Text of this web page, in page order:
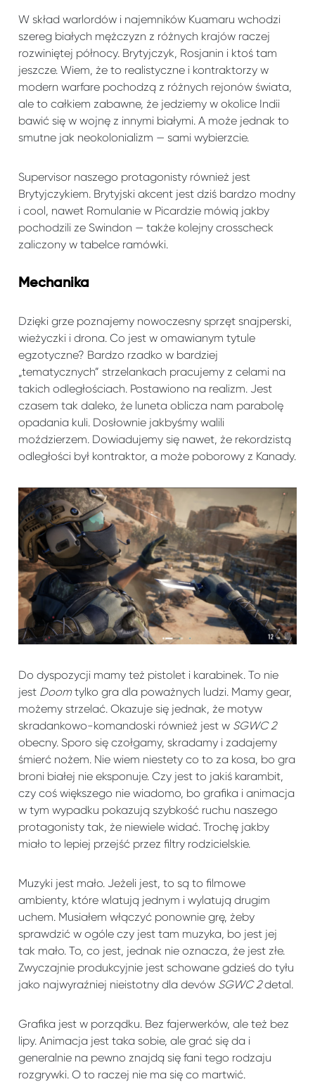
W skład warlordów i najemników Kuamaru wchodzi
szereg białych mężczyzn z różnych krajów raczej
rozwiniętej północy. Brytyjczyk, Rosjanin i ktoś tam
jeszcze. Wiem, że to realistyczne i kontraktorzy w
modern warfare pochodzą z różnych rejonów świata,
ale to całkiem zabawne, że jedziemy w okolice Indii
bawić się w wojnę z innymi białymi. A może jednak to
smutne jak neokolonializm — sami wybierzcie.
Supervisor naszego protagonisty również jest
Brytyjczykiem. Brytyjski akcent jest dziś bardzo modny
i cool, nawet Romulanie w Picardzie mówią jakby
pochodzili ze Swindon — także kolejny crosscheck
zaliczony w tabelce ramówki.
Mechanika
Dzięki grze poznajemy nowoczesny sprzęt snajperski,
wieżyczki i drona. Co jest w omawianym tytule
egzotyczne? Bardzo rzadko w bardziej
„tematycznych” strzelankach pracujemy z celami na
takich odległościach. Postawiono na realizm. Jest
czasem tak daleko, że luneta oblicza nam parabolę
opadania kuli. Dosłownie jakbyśmy walili
moździerzem. Dowiadujemy się nawet, że rekordzistą
odległości był kontraktor, a może poborowy z Kanady.
Do dyspozycji mamy też pistolet i karabinek. To nie
jest Doomtylko gra dla poważnych ludzi. Mamy gear,
możemy strzelać. Okazuje się jednak, że motyw
skradankowo-komandoski również jest w SGWC 2
obecny. Sporo się czołgamy, skradamy i zadajemy
śmierć nożem. Nie wiem niestety co to za kosa, bo gra
broni białej nie eksponuje. Czy jest to jakiś karambit,
czy coś większego nie wiadomo, bo grafika i animacja
w tym wypadku pokazują szybkość ruchu naszego
protagonisty tak, że niewiele widać. Trochę jakby
miało to lepiej przejść przez filtry rodzicielskie.
Muzyki jest mało. Jeżeli jest, to są to filmowe
ambienty, które wlatują jednym i wylatują drugim
uchem. Musiałem włączyć ponownie grę, żeby
sprawdzić w ogóle czy jest tam muzyka, bo jest jej
tak mało. To, co jest, jednak nie oznacza, że jest złe.
Zwyczajnie produkcyjnie jest schowane gdzieś do tyłu
jako najwyraźniej nieistotny dla devów SGWC 2detal.
Grafika jest w porządku. Bez fajerwerków, ale też bez
lipy. Animacja jest taka sobie, ale grać się da i
generalnie na pewno znajdą się fani tego rodzaju
rozgrywki. O to raczej nie ma się co martwić.